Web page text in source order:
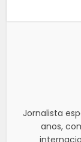
Jornalista
anos,